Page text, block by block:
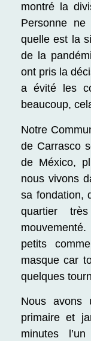
montré la
Personne
quelle est la
de la
ont pris la
a évité les
beaucoup,
Notre
de Carrasco
de México,
nous vivons
sa fondation,
quartier
petits
masque car
quelques
Nous avons
primaire et
minutes